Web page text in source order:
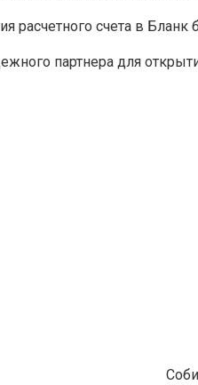
расчетного счета в
партнера для